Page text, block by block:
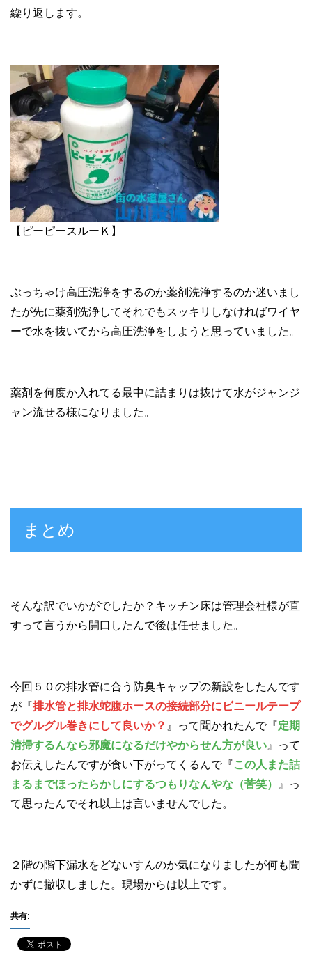
繰り返します。
【ピーピースルーＫ】
ぶっちゃけ高圧洗浄をするのか薬剤洗浄するのか迷いまし
たが先に薬剤洗浄してそれでもスッキリしなければワイヤ
ーで水を抜いてから高圧洗浄をしようと思っていました。
薬剤を何度か入れてる最中に詰まりは抜けて水がジャンジ
ャン流せる様になりました。
まとめ
そんな訳でいかがでしたか？キッチン床は管理会社様が直
すって言うから開口したんで後は任せました。
今回５０の排水管に合う防臭キャップの新設をしたんです
が『排水管と排水蛇腹ホースの接続部分にビニールテープ
でグルグル巻きにして良いか？ 』って聞かれたんで『定期
清掃するんなら邪魔になるだけやからせん方が良い 』って
お伝えしたんですが食い下がってくるんで『この人また詰
まるまでほったらかしにするつもりなんやな（苦笑）
』っ
て思ったんでそれ以上は言いませんでした。
２階の階下漏水をどないすんのか気になりましたが何も聞
かずに撤収しました。現場からは以上です。
共有: